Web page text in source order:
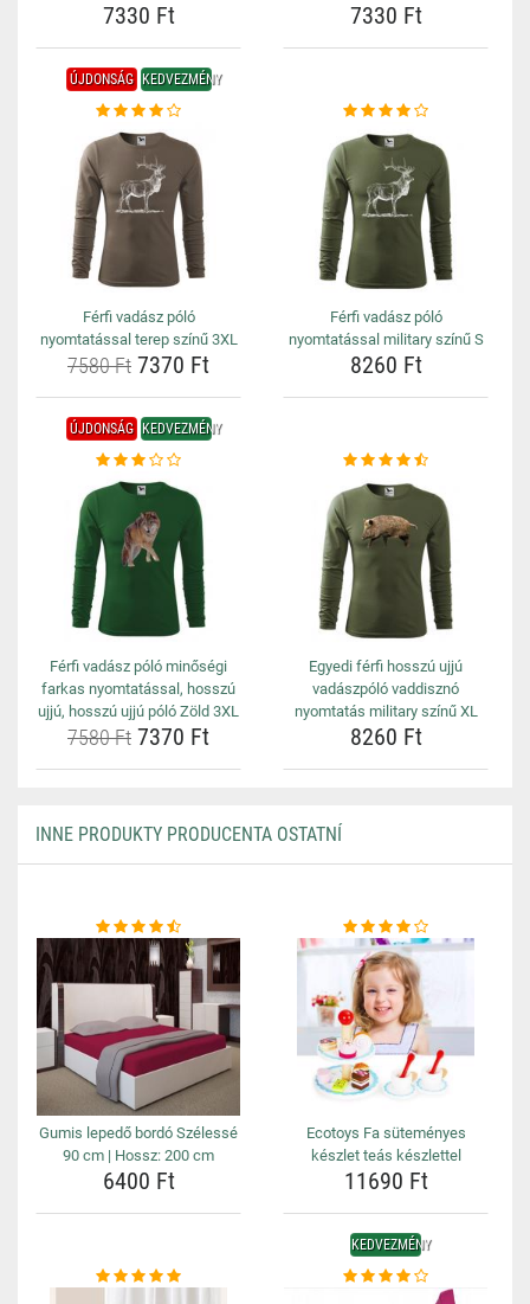
7330 Ft 7330 Ft
ÚJDONSÁG KEDVEZMÉNY
Férfi vadász póló
nyomtatással terep színű 3XL
7580 Ft 7370 Ft
Férfi vadász póló
nyomtatással military színű S
8260 Ft
ÚJDONSÁG KEDVEZMÉNY
Férfi vadász póló minőségi
farkas nyomtatással, hosszú
ujjú, hosszú ujjú póló Zöld 3XL
7580 Ft 7370 Ft
Egyedi férfi hosszú ujjú
vadászpóló vaddisznó
nyomtatás military színű XL
8260 Ft
INNE PRODUKTY PRODUCENTA OSTATNÍ
Gumis lepedő bordó Szélessé
90 cm | Hossz: 200 cm
6400 Ft
Ecotoys Fa süteményes
készlet teás készlettel
11690 Ft
KEDVEZMÉNY